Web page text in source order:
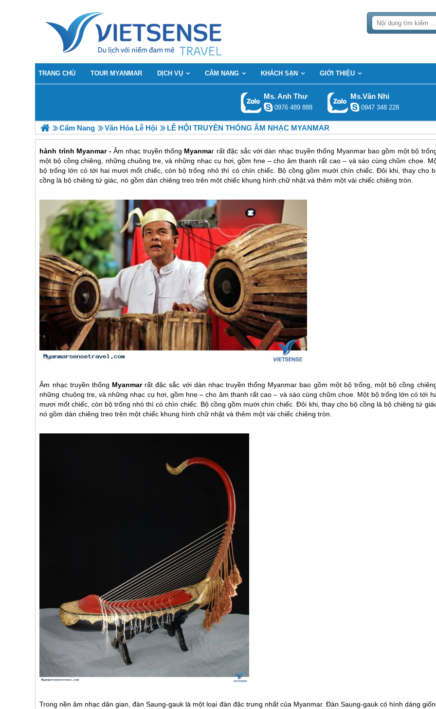
TRANG CHỦ TOUR MYANMAR DỊCH VỤ CẨM NANG KHÁCH SẠN GIỚI THIỆU
Ms. Anh Thư
0976 489 888
Ms.Vân Nhi
0947 348 228
Cẩm Nang Văn Hóa Lễ Hội LỄ HỘI TRUYỀN THỐNG ÂM NHẠC MYANMAR
hành trình Myanmar - Âm nhạc truyền thống Myanmar rất đặc sắc với dàn nhạc truyền thống Myanmar bao gồm một bộ
một bộ cồng chiêng, những chuông tre, và những nhạc cụ hơi, gồm hne – cho âm thanh rất cao – và sáo cùng chũm chọe.
bộ trống lớn có tới hai mươi mốt chiếc, còn bộ trống nhỏ thì có chín chiếc. Bộ cồng gồm mười chín chiếc. Đôi khi, thay cho
cồng là bộ chiêng tứ giác, nó gồm dàn chiêng treo trên một chiếc khung hình chữ nhật và thêm một vài chiếc chiêng tròn.
Âm nhạc truyền thống Myanmarrất đặc sắc với dàn nhạc truyền thống Myanmar bao gồm một bộ trống, một bộ cồng
những chuông tre, và những nhạc cụ hơi, gồm hne – cho âm thanh rất cao – và sáo cùng chũm chọe. Một bộ trống lớn có tới
mươi mốt chiếc, còn bộ trống nhỏ thì có chín chiếc. Bộ cồng gồm mười chín chiếc. Đôi khi, thay cho bộ cồng là bộ chiêng tứ
nó gồm dàn chiêng treo trên một chiếc khung hình chữ nhật và thêm một vài chiếc chiêng tròn.
Trong nền âm nhạc dân gian, đàn Saung-gauk là một loại đàn đặc trưng nhất của Myanmar. Đàn Saung-gauk có hình dáng